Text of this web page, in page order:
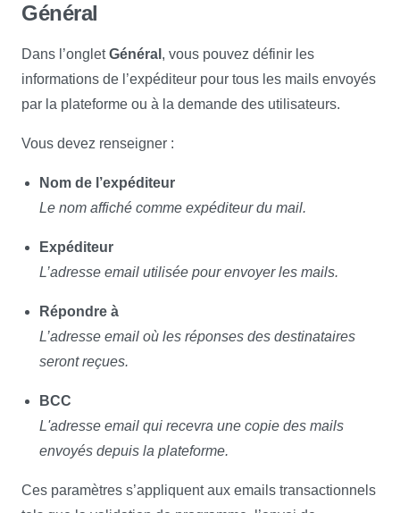
Général
Dans l’ongletGénéral , vous pouvez définir les
informations de l’expéditeur pour tous les mails envoyés
par la plateforme ou à la demande des utilisateurs.
Vous devez renseigner :
Nom de l’expéditeur
Le nom affiché comme expéditeur du mail.
Expéditeur
L’adresse email utilisée pour envoyer les mails.
Répondre à
L’adresse email où les réponses des destinataires
seront reçues.
BCC
L'adresse email qui recevra une copie des mails
envoyés depuis la plateforme.
Ces paramètres s’appliquent aux emails transactionnels